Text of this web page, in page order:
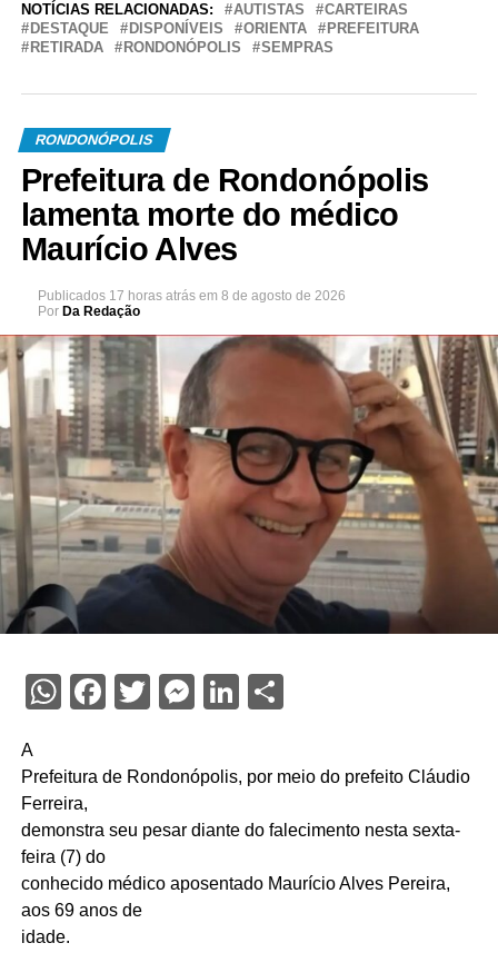
NOTÍCIAS RELACIONADAS: AUTISTAS
CARTEIRAS
DESTAQUE
DISPONÍVEIS ORIENTA
PREFEITURA
RETIRADA
RONDONÓPOLIS SEMPRAS
RONDONÓPOLIS
Prefeitura de Rondonópolis
lamenta morte do médico
Maurício Alves
Publicados 17 horas atrás em 8 de agosto de 2026
Por Da Redação
WhatsApp
Facebook
Twitter
Messenger
LinkedIn
Share
A
Prefeitura de Rondonópolis, por meio do prefeito Cláudio
Ferreira,
demonstra seu pesar diante do falecimento nesta sexta-
feira (7) do
conhecido médico aposentado Maurício Alves Pereira,
aos 69 anos de
idade.